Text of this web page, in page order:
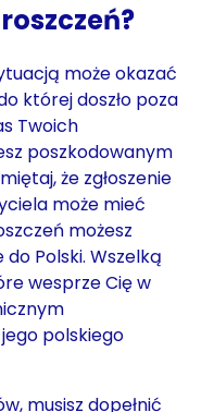
może okazać
której doszło poza
Twoich
poszkodowanym
że zgłoszenie
może mieć
możesz
Polski. Wszelką
wesprze Cię w
polskiego
musisz dopełnić